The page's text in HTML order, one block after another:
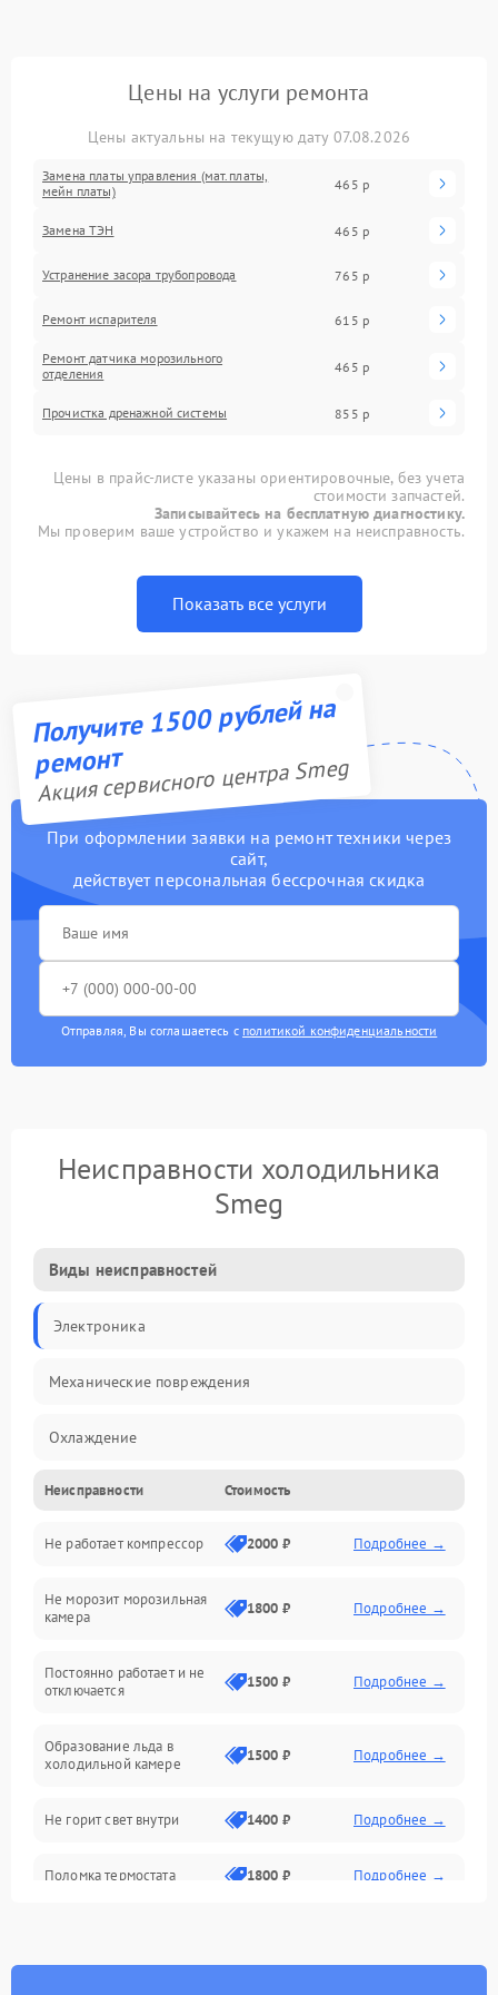
Цены на услуги ремонта
Цены актуальны на текущую дату 07.08.2026
Замена платы управления (мат.платы,
мейн платы)
465 р
Замена ТЭН 465 р
Устранение засора трубопровода 765 р
Ремонт испарителя 615 р
Ремонт датчика морозильного
отделения
465 р
Прочистка дренажной системы 855 р
Цены в прайс-листе указаны ориентировочные, без учета
стоимости запчастей.
Записывайтесь на бесплатную диагностику.
Мы проверим ваше устройство и укажем на неисправность.
Показать все услуги
Получите 1500 рублей на
ремонт
Акция сервисного центра Smeg
При оформлении заявки на ремонт техники через
сайт,
действует персональная бессрочная скидка
Отправляя, Вы соглашаетесь с политикой конфиденциальности
Неисправности холодильника
Smeg
Виды неисправностей
Электроника
Механические повреждения
Охлаждение
Механика
Электропитание
Дренаж
Неисправности Стоимость
Не работает компрессор 2000 ₽ Подробнее →
Не морозит морозильная
камера
1800 ₽ Подробнее →
Постоянно работает и не
отключается
1500 ₽ Подробнее →
Образование льда в
холодильной камере
1500 ₽ Подробнее →
Не горит свет внутри 1400 ₽ Подробнее →
Поломка термостата 1800 ₽ Подробнее →